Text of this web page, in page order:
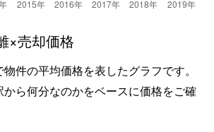
×売却価格
件の平均価格を表したグラフです。
ら何分なのかをベースに価格をご確